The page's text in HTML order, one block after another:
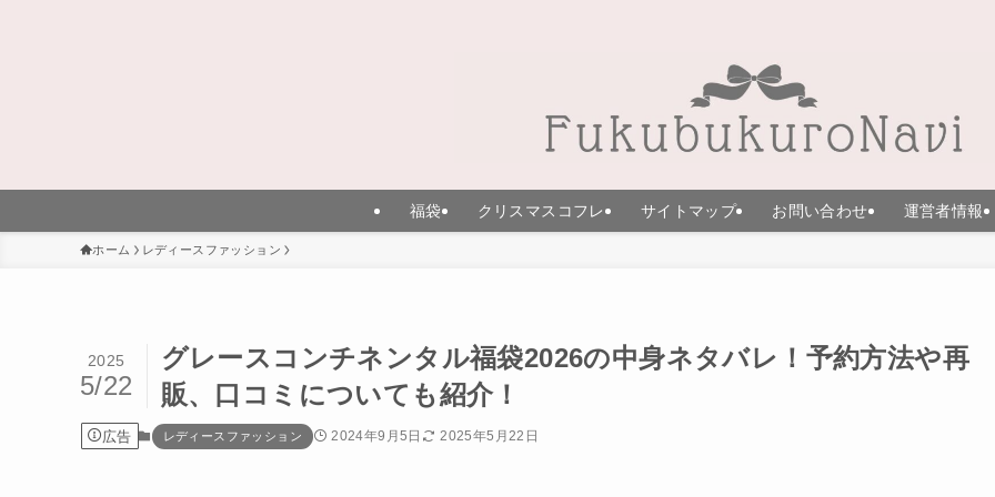
福袋 クリスマスコフレ サイトマップ お問い合わせ 運営者情報
ホーム レディースファッション
グレースコンチネンタル福袋2026の中身ネタバレ！予約方法や再
販、口コミについても紹介！
2025
5/22
広告 レディースファッション 2024年9月5日 2025年5月22日